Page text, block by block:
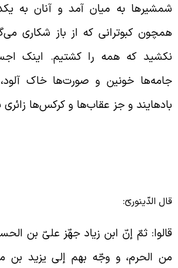
به میان آمد و آنان به
کبوترانی که از باز شکاری
که همه را کشتیم. اینک
خونین و صورت‌ها خاک
و جز عقاب‌ها و کرکس‌ها زائری
الدّینوریّ:
ثمّ إنّ ابن زياد جهّز علىّ بن
الحرم، و وجّه بهم إلى يزيد بن